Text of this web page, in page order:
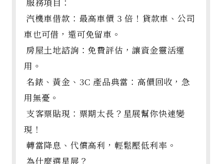
汽機車借款：最高車價 3 倍！貸款車、公司
車也可借，還可免留車。
房屋土地諮詢：免費評估，讓資金靈活運
用。
名錶、黃金、3C 產品典當：高價回收，急
用無憂。
支客票貼現：票期太長？星展幫你快速變
現！
轉當降息、代償高利，輕鬆壓低利率。
為什麼選星展？